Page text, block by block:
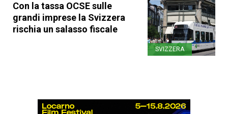
Con la tassa OCSE sulle
grandi imprese la Svizzera
rischia un salasso fiscale
SVIZZERA